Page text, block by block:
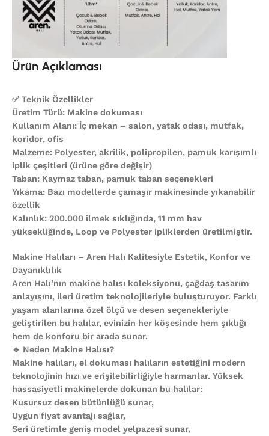
Ürün Açıklaması
✅ Teknik Özellikler
Üretim Türü: Makine dokuması
Kullanım Alanı: İç mekan – salon, yatak odası, mutfak,
koridor, ofis
Malzeme: Polyester, akrilik, polipropilen, pamuk karışımlı
iplik çeşitleri (ürüne göre değişir)
Taban: Kaymaz taban, pamuk taban seçenekleri
Yıkama: Bazı modellerde çamaşır makinesinde yıkanabilir
özellik
Kalınlık: 200.000 ilmek sıklığında, 11 mm hav
yüksekliğinde, Loop ve Polyester ipliklerden üretilmiştir.
Makine Halıları – Aren Halı Kalitesiyle Estetik, Konfor ve
Dayanıklılık
Aren Halı’nın makine halısı koleksiyonu, çağdaş tasarım
anlayışını, ileri üretim teknolojileriyle buluşturuyor. Farklı
yaşam alanlarına özel ölçü ve desen seçenekleriyle
geliştirilen bu halılar, evinizin her köşesinde hem şıklığı
hem de konforu bir arada sunar.
🔹 Neden Makine Halısı?
Makine halıları, el dokuması halıların estetiğini modern
teknolojinin hızı ve erişilebilirliğiyle harmanlar. Yüksek
hassasiyetli makinelerde dokunan bu halılar:
Kusursuz desen bütünlüğü sunar,
Uygun fiyat avantajı sağlar,
Seri üretimle geniş model yelpazesi sunar,